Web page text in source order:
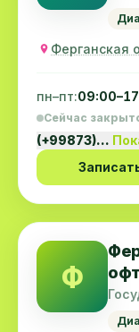
Ферганская
пн–пт:
Сейчас
(+99873)…
Ф